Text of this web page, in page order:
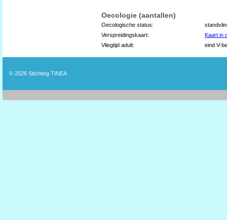
Oecologie (aantallen)
Oecologische status:
Verspreidingskaart:
Kaart in
Vliegtijd adult:
eind V-
© 2026 Stichting TINEA